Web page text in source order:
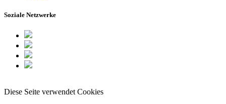
Soziale Netzwerke
Diese Seite verwendet Cookies